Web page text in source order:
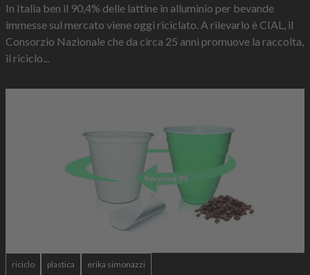
In Italia ben il 90,4% delle lattine in alluminio per bevande
immesse sul mercato viene oggi riciclato. A rilevarlo è CIAL, il
Consorzio Nazionale che da circa 25 anni promuove la raccolta,
il riciclo...
riciclo plastica erika simonazzi